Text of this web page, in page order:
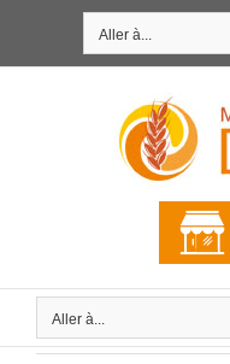
Aller à...
Aller à...